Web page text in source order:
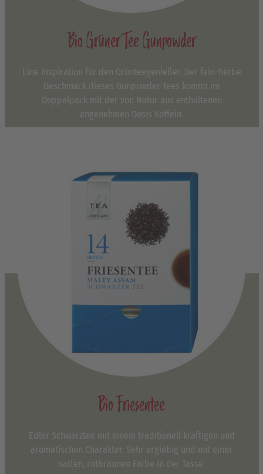
Bio Grüner Tee Gunpowder
Eine Inspiration für den Grünteegenießer. Der fein-herbe
Geschmack dieses Gunpowder-Tees kommt im
Doppelpack mit der von Natur aus enthaltenen
angenehmen Dosis Koffein.
Bio Friesentee
Edler Schwarztee mit einem traditionell kräftigen und
aromatischen Charakter. Sehr ergiebig und mit einer
satten, rotbraunen Farbe in der Tasse.